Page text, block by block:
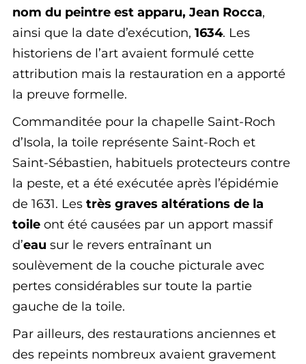
nom du peintre est apparu, Jean Rocca,
ainsi que la date d’exécution, 1634. Les
historiens de l’art avaient formulé cette
attribution mais la restauration en a apporté
la preuve formelle.
Commanditée pour la chapelle Saint-Roch
d’Isola, la toile représente Saint-Roch et
Saint-Sébastien, habituels protecteurs contre
la peste, et a été exécutée après l’épidémie
de 1631. Les très graves altérations de la
toile ont été causées par un apport massif
d’eau sur le revers entraînant un
soulèvement de la couche picturale avec
pertes considérables sur toute la partie
gauche de la toile.
Par ailleurs, des restaurations anciennes et
des repeints nombreux avaient gravement